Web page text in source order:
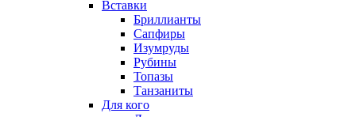
Вставки
Бриллианты
Сапфиры
Изумруды
Рубины
Топазы
Танзаниты
Для кого